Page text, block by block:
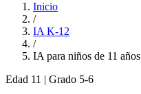
Inicio
/
IA K-12
/
IA para niños de 11 años
Edad 11 | Grado 5-6